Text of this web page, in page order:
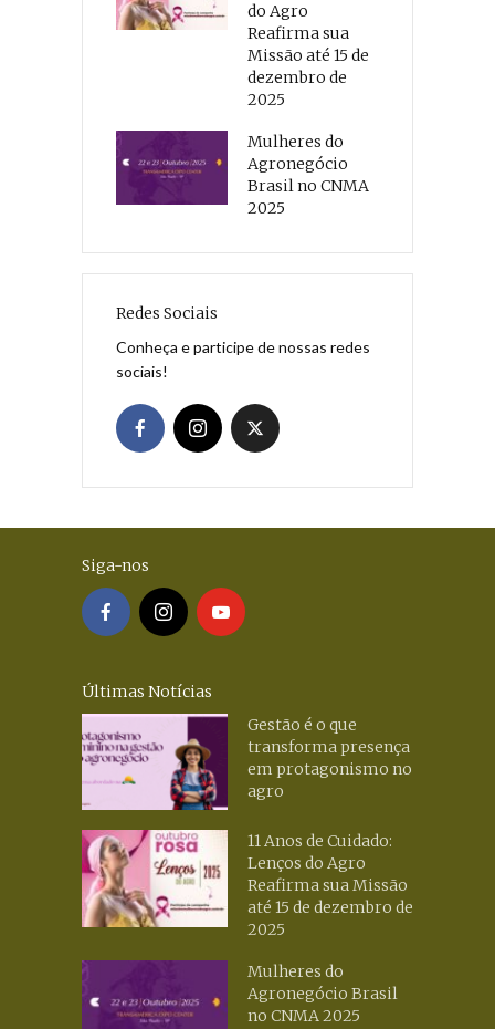
do Agro
Reafirma sua
Missão até 15 de
dezembro de
2025
Mulheres do
Agronegócio
Brasil no CNMA
2025
Redes Sociais
Conheça e participe de nossas redes
sociais!
Siga-nos
Últimas Notícias
Gestão é o que
transforma presença
em protagonismo no
agro
11 Anos de Cuidado:
Lenços do Agro
Reafirma sua Missão
até 15 de dezembro de
2025
Mulheres do
Agronegócio Brasil
no CNMA 2025